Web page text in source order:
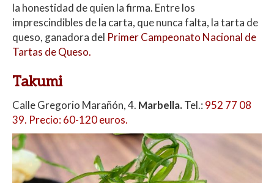
la honestidad de quien la firma. Entre los
imprescindibles de la carta, que nunca falta, la tarta de
queso, ganadora del Primer Campeonato Nacional de
Tartas de Queso.
Takumi
Calle Gregorio Marañón, 4. Marbella.Tel.: 952 77 08
39. Precio: 60-120 euros.